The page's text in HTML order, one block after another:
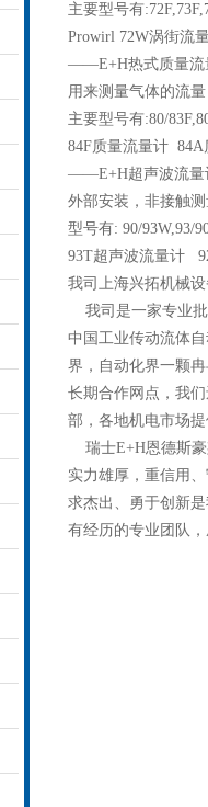
主要型号有
Prowirl 72W涡街流
——E+H热式质量流
用来测量气体的流
主要型号有:80/
84F质量流量计
——E+H超声波流量
外部安装，非接触
型号有: 90/93W,93/
93T超声波流量计
我司上海兴拓机械
我司是一家专业批
中国工业传动流体
界，自动化界一颗
长期合作网点，我
部，各地机电市场
瑞士E+H恩德斯豪
实力雄厚，重信用
求杰出、勇于创新
有经历的专业团队